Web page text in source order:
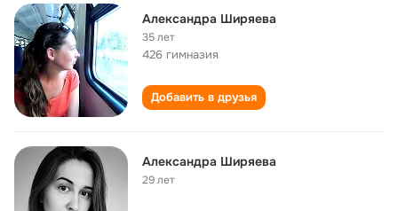
Александра Ширяева
35 лет
426 гимназия
Добавить в друзья
Александра Ширяева
29 лет